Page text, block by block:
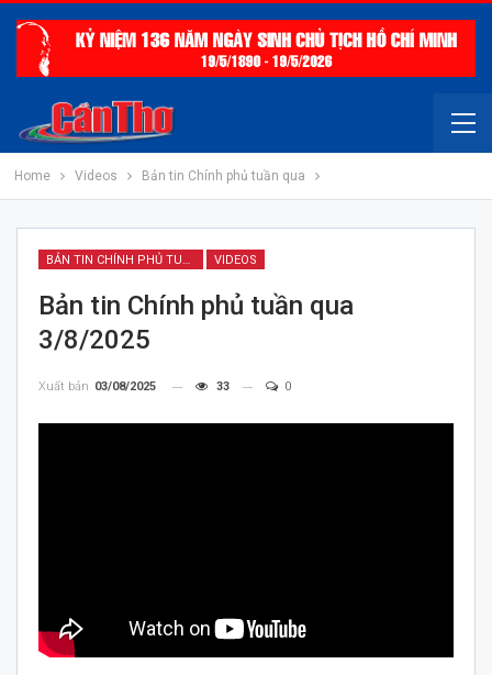
Home Videos Bản tin Chính phủ tuần qua
BẢN TIN CHÍNH PHỦ TUẦN QUA VIDEOS
Bản tin Chính phủ tuần qua
3/8/2025
Xuất bản 03/08/2025 33 0